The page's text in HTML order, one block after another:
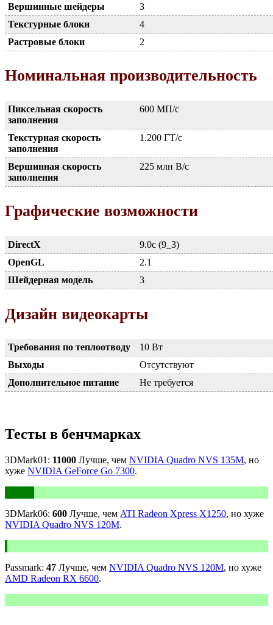
Вершинные шейдеры
3
Текстурные блоки
4
Растровые блоки
2
Номинальная производительность
Пиксельная скорость
заполнения
600 МП/с
Текстурная скорость
заполнения
1.200 ГТ/с
Вершинная скорость
заполнения
225 млн В/с
Графические возможности
DirectX
9.0c (9_3)
OpenGL
2.1
Шейдерная модель
3
Дизайн видеокарты
Требования по теплоотводу
10 Вт
Выходы
Отсутствуют
Дополнительное питание
Не требуется
Тесты в бенчмарках
3DMark01: 11000 Лучше, чем NVIDIA Quadro NVS 135M, но
хуже NVIDIA GeForce Go 7300.
3DMark06: 600 Лучше, чем ATI Radeon Xpress X1250, но хуже
NVIDIA Quadro NVS 120M.
Passmark: 47 Лучше, чем NVIDIA Quadro NVS 120M, но хуже
AMD Radeon RX 6600.